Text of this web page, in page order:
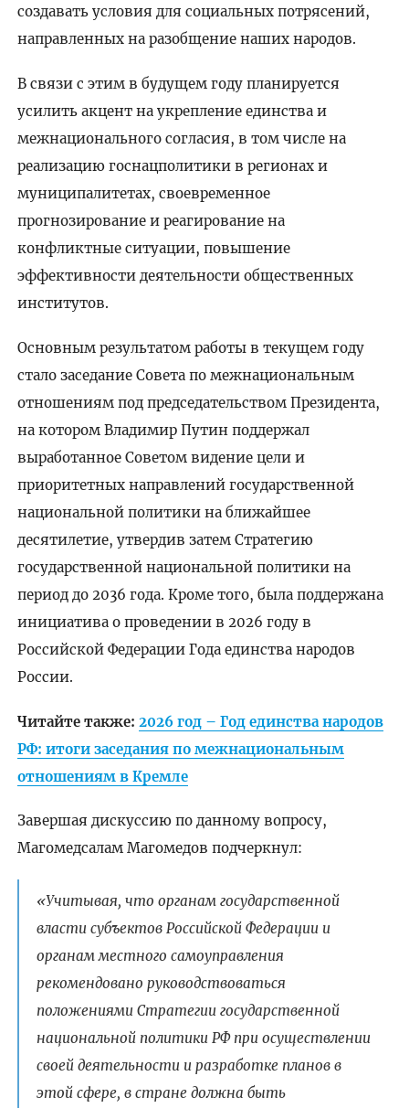
создавать условия для социальных потрясений,
направленных на разобщение наших народов.
В связи с этим в будущем году планируется
усилить акцент на укрепление единства и
межнационального согласия, в том числе на
реализацию госнацполитики в регионах и
муниципалитетах, своевременное
прогнозирование и реагирование на
конфликтные ситуации, повышение
эффективности деятельности общественных
институтов.
Основным результатом работы в текущем году
стало заседание Совета по межнациональным
отношениям под председательством Президента,
на котором Владимир Путин поддержал
выработанное Советом видение цели и
приоритетных направлений государственной
национальной политики на ближайшее
десятилетие, утвердив затем Стратегию
государственной национальной политики на
период до 2036 года. Кроме того, была поддержана
инициатива о проведении в 2026 году в
Российской Федерации Года единства народов
России.
Читайте также: 2026 год – Год единства народов
РФ: итоги заседания по межнациональным
отношениям в Кремле
Завершая дискуссию по данному вопросу,
Магомедсалам Магомедов подчеркнул:
«Учитывая, что органам государственной
власти субъектов Российской Федерации и
органам местного самоуправления
рекомендовано руководствоваться
положениями Стратегии государственной
национальной политики РФ при осуществлении
своей деятельности и разработке планов в
этой сфере, в стране должна быть